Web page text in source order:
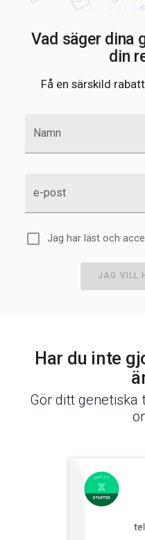
Vad säger dina
din
Få en särskild
Namn
e-post
Jag har läst och
JAG VILL
Har du inte
Gör ditt